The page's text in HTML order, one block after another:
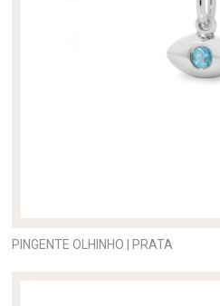
PINGENTE OLHINHO | PRATA